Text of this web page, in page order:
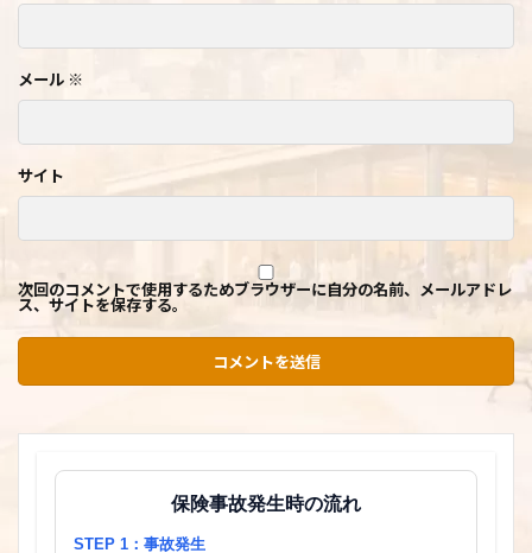
メール ※
サイト
次回のコメントで使用するためブラウザーに自分の名前、メールアドレ
ス、サイトを保存する。
保険事故発生時の流れ
STEP 1：事故発生